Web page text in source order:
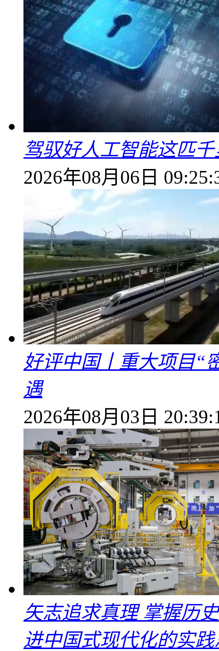
驾驭好人工智能这匹
2026年08月06日
好评中国丨重大项目“
遇
2026年08月03日
矢志追求真理 掌握历
进中国式现代化的实